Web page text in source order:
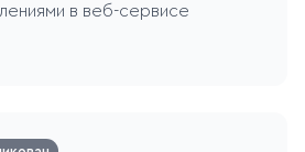
в веб-сервисе